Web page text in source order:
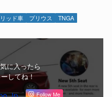
ッド車 プリウス TNGA
に入ったら
してね！
Follow Me